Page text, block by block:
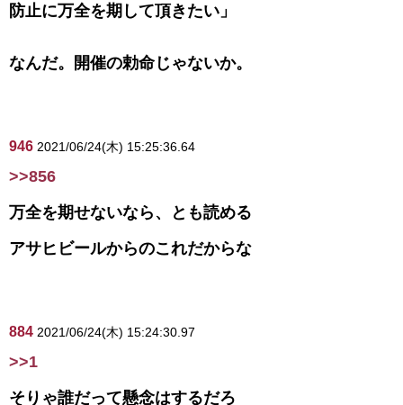
防止に万全を期して頂きたい」
なんだ。開催の勅命じゃないか。
946 2021/06/24(木) 15:25:36.64
>>856
万全を期せないなら、とも読める
アサヒビールからのこれだからな
884 2021/06/24(木) 15:24:30.97
>>1
そりゃ誰だって懸念はするだろ